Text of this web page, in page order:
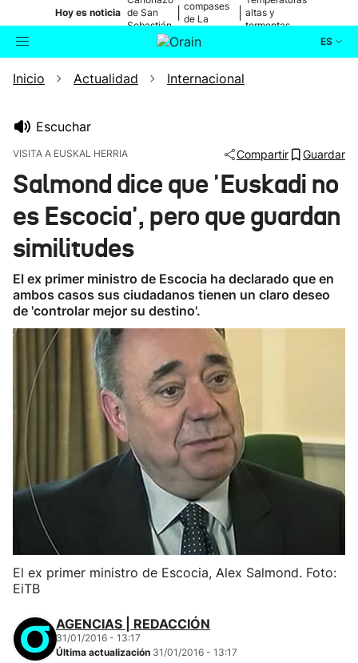
Hoy es noticia de San
Sebastián
compases
de La
altas y
tormentas
ES
Buscador Actualidad
Ikusmiran
Inicio Actualidad Internacional
Escuchar
VISITA A EUSKAL HERRIA Compartir Guardar
Salmond dice que 'Euskadi no
es Escocia', pero que guardan
similitudes
El ex primer ministro de Escocia ha declarado que en
ambos casos sus ciudadanos tienen un claro deseo
de 'controlar mejor su destino'.
El ex primer ministro de Escocia, Alex Salmond. Foto:
EiTB
AGENCIAS | REDACCIÓN
31/01/2016 - 13:17
Última actualización 31/01/2016 - 13:17